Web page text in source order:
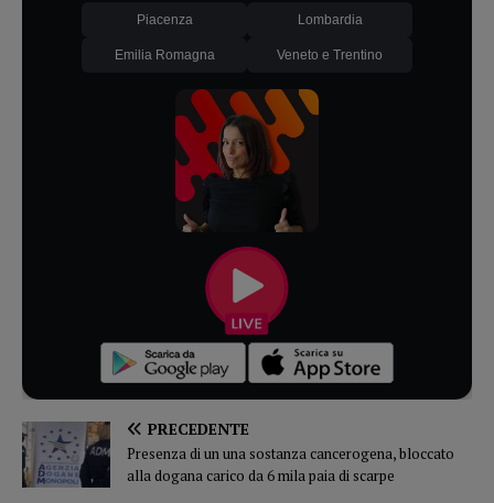
Piacenza Lombardia
Emilia Romagna Veneto e Trentino
PRECEDENTE
Presenza di un una sostanza cancerogena, bloccato
alla dogana carico da 6 mila paia di scarpe